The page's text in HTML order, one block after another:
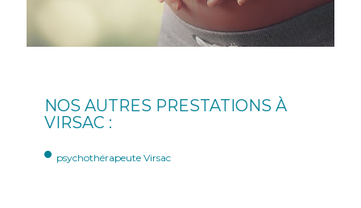
NOS AUTRES PRESTATIONS À
VIRSAC :
psychothérapeute Virsac